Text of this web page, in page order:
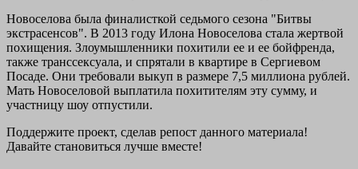
Новоселова была финалисткой седьмого сезона "Битвы
экстрасенсов". В 2013 году Илона Новоселова стала жертвой
похищения. Злоумышленники похитили ее и ее бойфренда,
также транссексуала, и спрятали в квартире в Сергиевом
Посаде. Они требовали выкуп в размере 7,5 миллиона рублей.
Мать Новоселовой выплатила похитителям эту сумму, и
участницу шоу отпустили.
Поддержите проект, сделав репост данного материала!
Давайте становиться лучше вместе!